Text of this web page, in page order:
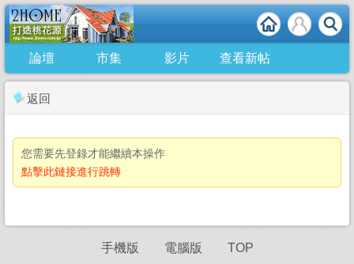
論壇 市集 影片 查看新帖
返回
您需要先登錄才能繼續本操作
點擊此鏈接進行跳轉
手機版 電腦版 TOP